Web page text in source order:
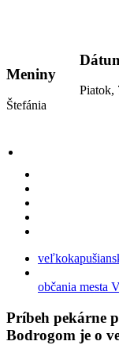
Meniny
Štefánia
Piatok,
občania mesta
Príbeh pekárne
Bodrogom je o